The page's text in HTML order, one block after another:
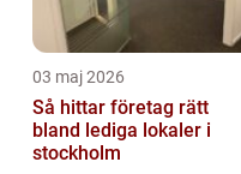
03 maj 2026
Så hittar företag rätt
bland lediga lokaler i
stockholm